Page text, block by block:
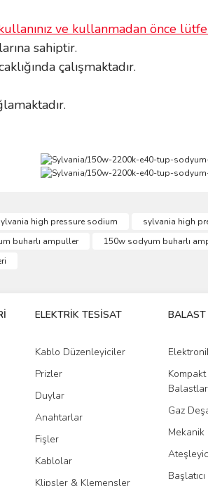
ve kullanmadan önce
sahiptir.
çalışmaktadır.
Bu ürüne ilk yorumu siz
Gönder
high pressure sodium sylvania high
buharlı ampuller 150w sodyum buharlı
ELEKTRİK TESİSAT
Kablo Düzenleyiciler
Prizler
Duylar
Anahtarlar
Fişler
Kablolar
Klipsler & Klemensler
BALAST
Balastlar
Gaz